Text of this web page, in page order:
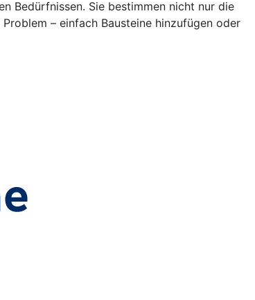
Bedürfnissen. Sie bestimmen nicht nur die
– einfach Bausteine hinzufügen oder